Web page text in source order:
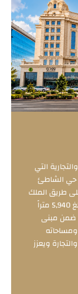
التي
حي الشاطئ
طريق الملك
عبدالعزيز. أُقيم المشروع على مساحة تبلغ 5,940 متراً
تجارية و8 مكاتب ضمن مبنى
ويعزز